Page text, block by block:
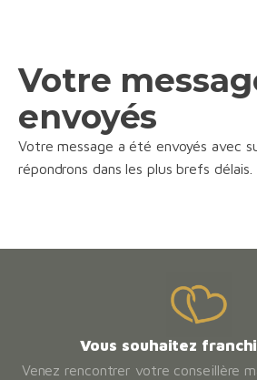
Votre
envoyés
Votre message a été envoyés avec
répondrons dans les plus brefs délais.
Vous souhaitez
Venez rencontrer votre conseillère